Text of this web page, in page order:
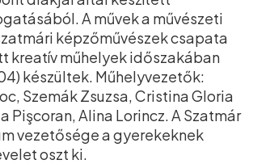
A művek a művészeti
képzőművészek csapata
kreatív műhelyek időszakában
készültek. Műhelyvezetők:
Szemák Zsuzsa, Cristina Gloria
Pişcoran, Alina Lorincz. A Szatmár
vezetősége a gyerekeknek
oszt ki.